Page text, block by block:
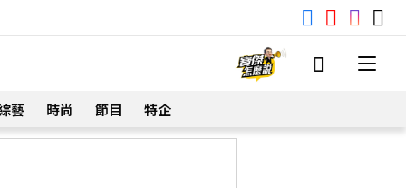
藝 時尚 節目 特企